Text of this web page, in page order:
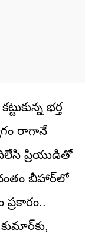
భర్త
రాగానే
ప్రియుడితో
బీహార్‌లో